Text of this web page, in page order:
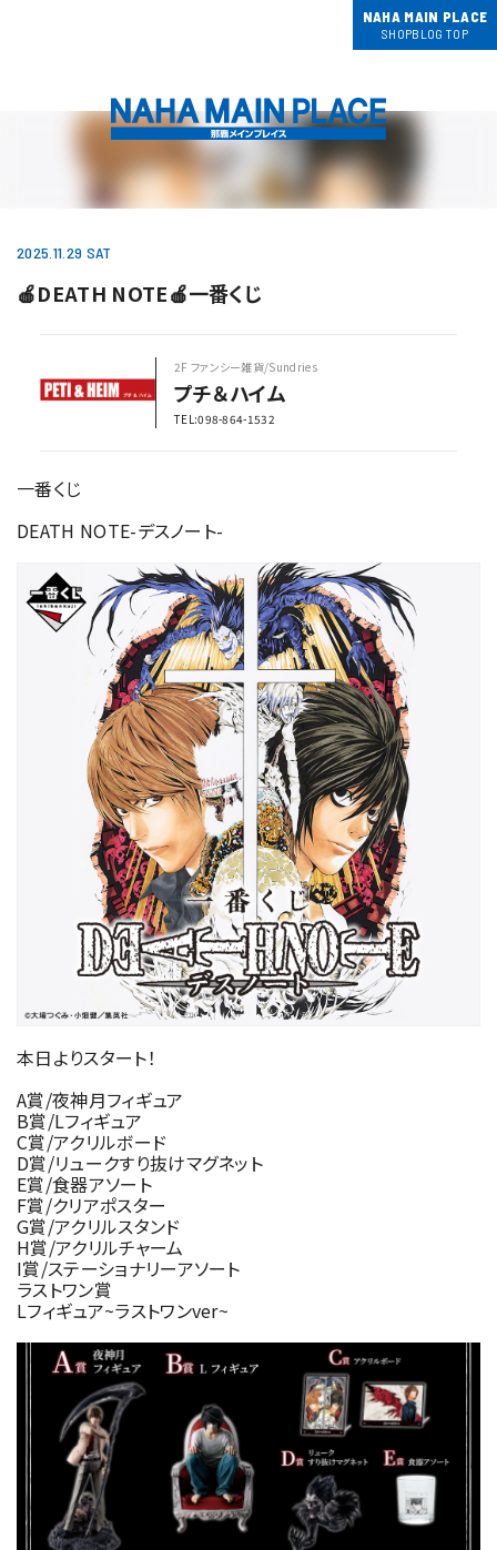
NAHA MAIN PLACE
SHOPBLOG TOP
2025.11.29 SAT
🍎DEATH NOTE🍎一番くじ
2F ファンシー雑貨/Sundries
プチ＆ハイム
TEL:098-864-1532
一番くじ
DEATH NOTE-デスノート-
本日よりスタート！
A賞/夜神月フィギュア
B賞/Lフィギュア
C賞/アクリルボード
D賞/リュークすり抜けマグネット
E賞/食器アソート
F賞/クリアポスター
G賞/アクリルスタンド
H賞/アクリルチャーム
I賞/ステーショナリーアソート
ラストワン賞
Lフィギュア~ラストワンver~